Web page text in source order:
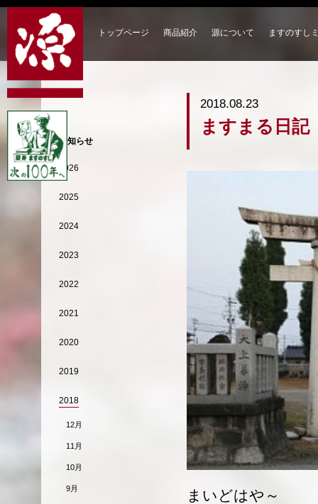
トップページ 商品紹介 源について ますのすし
2018.08.23
ますまる日
まいどはや～
お知らせ
2026
2025
2024
2023
2022
2021
2020
2019
2018
12月
11月
10月
9月